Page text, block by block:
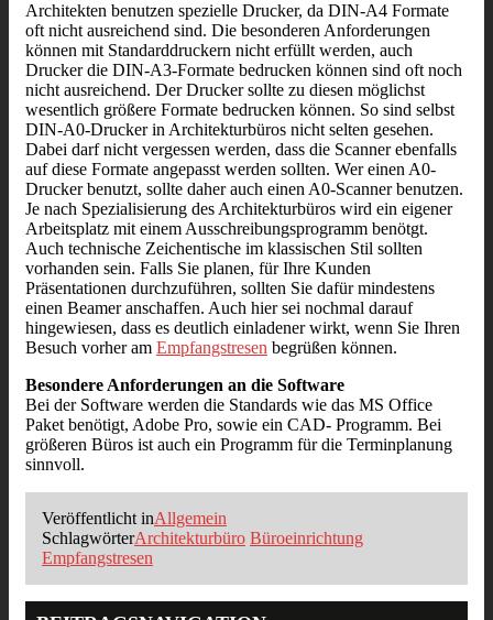
Architekten benutzen spezielle Drucker, da DIN-A4 Formate
oft nicht ausreichend sind. Die besonderen Anforderungen
können mit Standarddruckern nicht erfüllt werden, auch
Drucker die DIN-A3-Formate bedrucken können sind oft noch
nicht ausreichend. Der Drucker sollte zu diesen möglichst
wesentlich größere Formate bedrucken können. So sind selbst
DIN-A0-Drucker in Architekturbüros nicht selten gesehen.
Dabei darf nicht vergessen werden, dass die Scanner ebenfalls
auf diese Formate angepasst werden sollten. Wer einen A0-
Drucker benutzt, sollte daher auch einen A0-Scanner benutzen.
Je nach Spezialisierung des Architekturbüros wird ein eigener
Arbeitsplatz mit einem Ausschreibungsprogramm benötgt.
Auch technische Zeichentische im klassischen Stil sollten
vorhanden sein. Falls Sie planen, für Ihre Kunden
Präsentationen durchzuführen, sollten Sie dafür mindestens
einen Beamer anschaffen. Auch hier sei nochmal darauf
hingewiesen, dass es deutlich einladener wirkt, wenn Sie Ihren
Besuch vorher am Empfangstresen begrüßen können.
Besondere Anforderungen an die Software
Bei der Software werden die Standards wie das MS Office
Paket benötigt, Adobe Pro, sowie ein CAD- Programm. Bei
größeren Büros ist auch ein Programm für die Terminplanung
sinnvoll.
Veröffentlicht inAllgemein
SchlagwörterArchitekturbüro Büroeinrichtung
Empfangstresen